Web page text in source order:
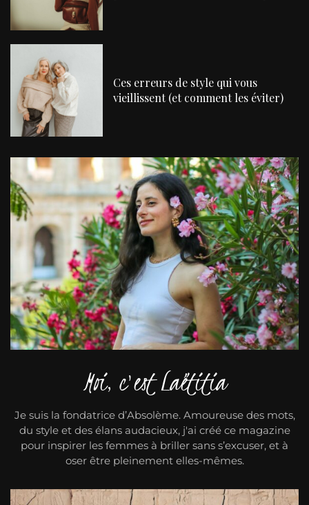
Ces erreurs de style qui vous
vieillissent (et comment les éviter)
Moi, c'est Laëtitia
Je suis la fondatrice d’Absolème. Amoureuse des mots,
du style et des élans audacieux, j'ai créé ce magazine
pour inspirer les femmes à briller sans s’excuser, et à
oser être pleinement elles-mêmes.